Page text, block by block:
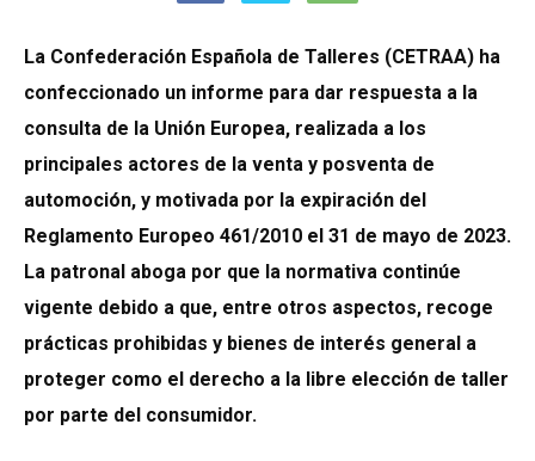
La Confederación Española de Talleres (CETRAA) ha
confeccionado un informe para dar respuesta a la
consulta de la Unión Europea, realizada a los
principales actores de la venta y posventa de
automoción, y motivada por la expiración del
Reglamento Europeo 461/2010 el 31 de mayo de 2023.
La patronal aboga por que la normativa continúe
vigente debido a que, entre otros aspectos, recoge
prácticas prohibidas y bienes de interés general a
proteger como el derecho a la libre elección de taller
por parte del consumidor.